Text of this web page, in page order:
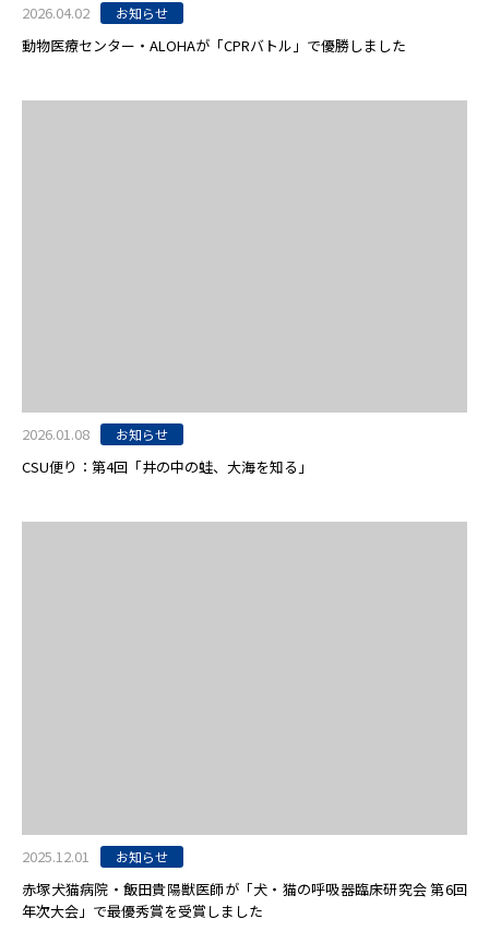
2026.04.02 お知らせ
動物医療センター・ALOHAが「CPRバトル」で優勝しました
2026.01.08 お知らせ
CSU便り：第4回「井の中の蛙、大海を知る」
2025.12.01 お知らせ
赤塚犬猫病院・飯田貴陽獣医師が「犬・猫の呼吸器臨床研究会 第6回
年次大会」で最優秀賞を受賞しました